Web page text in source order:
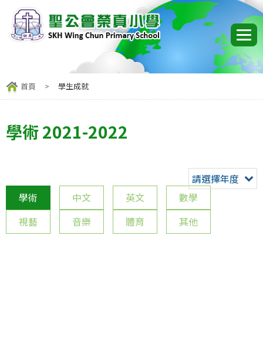
首頁 > 學生成就
學術 2021-2022
請選擇年度
學術
中文 英文
數學
視藝
音樂 體育 其他